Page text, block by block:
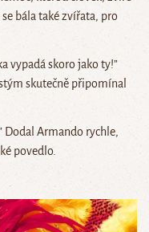
bála také zvířata, pro
vypadá skoro jako ty!”
skutečně připomínal
Dodal Armando rychle,
povedlo.